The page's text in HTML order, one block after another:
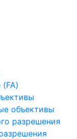
объективы
разрешения